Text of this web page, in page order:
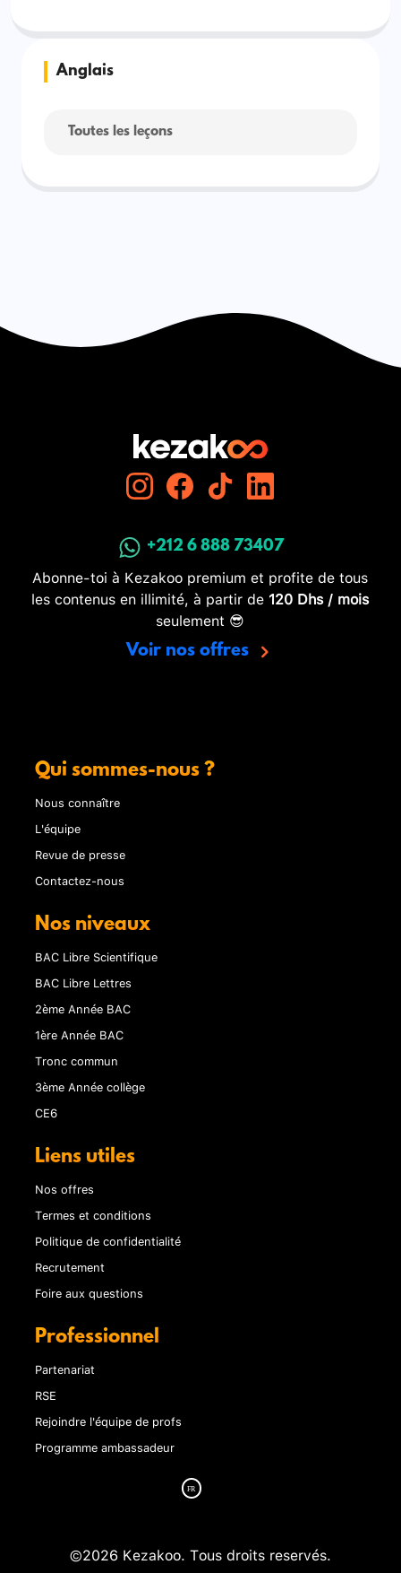
Anglais
Toutes les leçons
+212 6 888 73407
Abonne-toi à Kezakoo premium et profite de tous
les contenus en illimité, à partir de 120 Dhs / mois
seulement 😎
Voir nos offres
Qui sommes-nous ?
Nous connaître
L'équipe
Revue de presse
Contactez-nous
Nos niveaux
BAC Libre Scientifique
BAC Libre Lettres
2ème Année BAC
1ère Année BAC
Tronc commun
3ème Année collège
CE6
Liens utiles
Nos offres
Termes et conditions
Politique de confidentialité
Recrutement
Foire aux questions
Professionnel
Partenariat
RSE
Rejoindre l'équipe de profs
Programme ambassadeur
©2026 Kezakoo. Tous droits reservés.